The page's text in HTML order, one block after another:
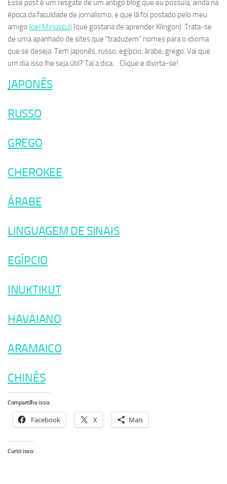
Esse post é um resgate de um antigo blog que eu possuía, ainda na
época da faculdade de jornalismo, e que lá foi postado pelo meu
amigo Joel Minusculi (que gostaria de aprender Klingon). Trata-se
de uma apanhado de sites que “traduzem” nomes para o idioma
que se deseja. Tem japonês, russo, egípcio, árabe, grego. Vai que
um dia isso lhe seja útil? Taí a dica… Clique e divirta-se!
JAPONÊS
RUSSO
GREGO
CHEROKEE
ÁRABE
LINGUAGEM DE SINAIS
EGÍPCIO
INUKTIKUT
HAVAIANO
ARAMAICO
CHINÊS
Compartilhe isso:
Facebook X Mais
Curtir isso: